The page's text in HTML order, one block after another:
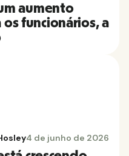
aumento
os funcionários, a
4 de junho de 2026